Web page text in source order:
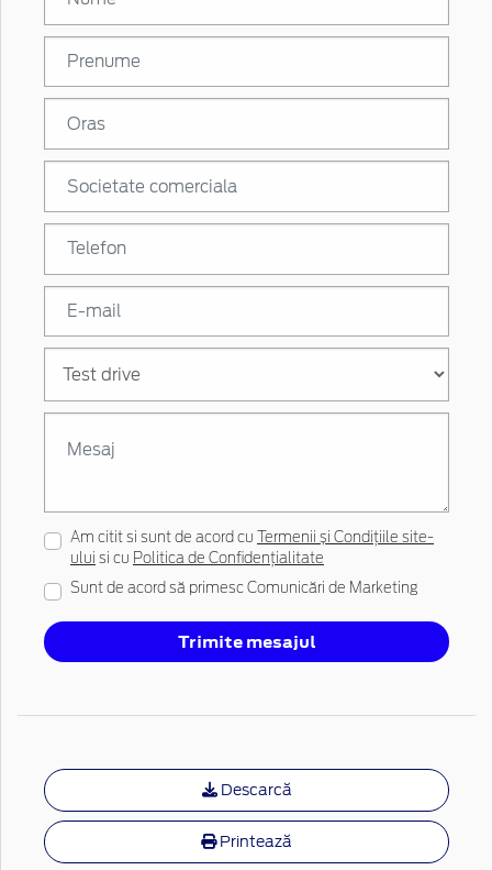
Am citit si sunt de acord cu
Termenii și Condițiile site-
ului si cu Politica de Confidențialitate
Sunt de acord să primesc Comunicări de Marketing
Trimite mesajul
Descarcă
Printează